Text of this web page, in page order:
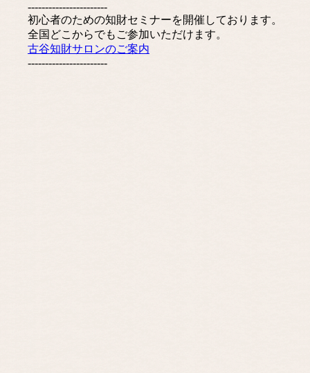
-----------------------
初心者のための知財セミナーを開催しております。
全国どこからでもご参加いただけます。
古谷知財サロンのご案内
-----------------------